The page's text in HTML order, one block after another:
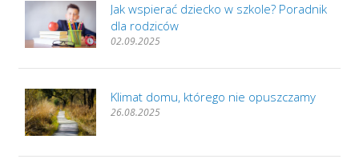
Jak wspierać dziecko w szkole? Poradnik
dla rodziców
02.09.2025
Klimat domu, którego nie opuszczamy
26.08.2025